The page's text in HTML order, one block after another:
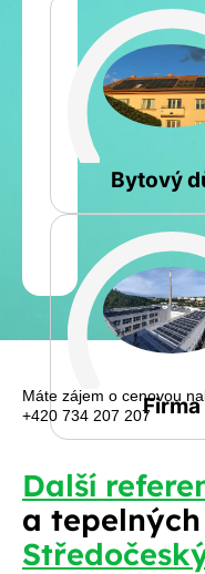
Bytový
Firma
Jiná
Spočítat
kalkulaci
Jméno
a
příjmení
Telefon
E-
mail
Máte zájem o cenovou
+420 734 207 207
Další
a